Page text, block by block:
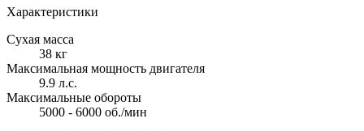
Характеристики
Сухая масса
38 кг
Максимальная мощность двигателя
9.9 л.с.
Максимальные обороты
5000 - 6000 об./мин